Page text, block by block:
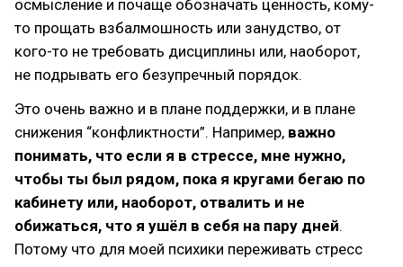
осмысление и почаще обозначать ценность, кому-
то прощать взбалмошность или занудство, от
кого-то не требовать дисциплины или, наоборот,
не подрывать его безупречный порядок.
Это очень важно и в плане поддержки, и в плане
снижения “конфликтности”. Например, важно
понимать, что если я в стрессе, мне нужно,
чтобы ты был рядом, пока я кругами бегаю по
кабинету или, наоборот, отвалить и не
обижаться, что я ушёл в себя на пару дней.
Потому что для моей психики переживать стресс